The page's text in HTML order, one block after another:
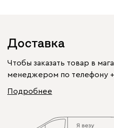
Доставка
Чтобы заказать товар в
менеджером по телефону
Подробнее